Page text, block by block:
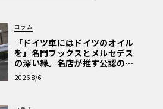
コラム
「ドイツ車にはドイツのオイル
を」名門フックスとメルセデス
の深い縁。名店が推す公認の安
心と、Cクラスで味わうシルキー
な走り〈PR〉
2026 8/6